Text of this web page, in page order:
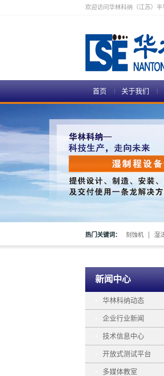
欢迎访问华林科纳（江苏）
首页 关于我们
热门关键词： 刻蚀机 湿
新闻中心
华林科纳动态
企业行业新闻
技术信息中心
开放式测试平台
多媒体教室